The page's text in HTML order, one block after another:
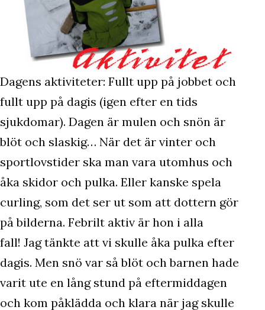
Dagens aktiviteter: Fullt upp på jobbet och
fullt upp på dagis (igen efter en tids
sjukdomar). Dagen är mulen och snön är
blöt och slaskig… När det är vinter och
sportlovstider ska man vara utomhus och
åka skidor och pulka. Eller kanske spela
curling, som det ser ut som att dottern gör
på bilderna. Febrilt aktiv är hon i alla
fall! Jag tänkte att vi skulle åka pulka efter
dagis. Men snö var så blöt och barnen hade
varit ute en lång stund på eftermiddagen
och kom påklädda och klara när jag skulle